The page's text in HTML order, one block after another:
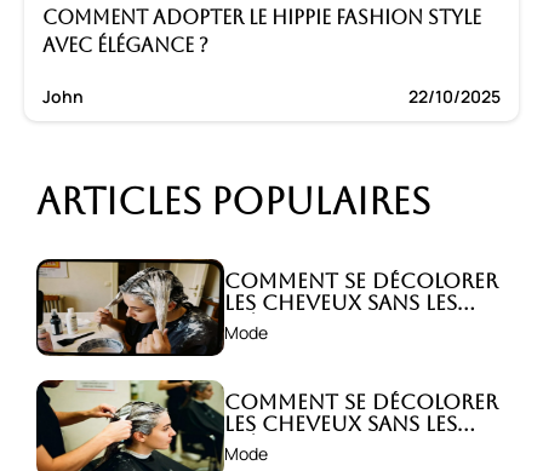
Comment adopter le hippie fashion style
avec élégance ?
John 22/10/2025
Articles populaires
Comment se décolorer
les cheveux sans les
abîmer ?
Mode
Comment se décolorer
les cheveux sans les
abîmer ?
Mode